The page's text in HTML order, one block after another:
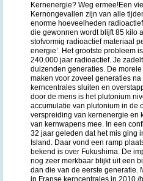
Kernenergie? Weg ermee!Een
Kernongevallen zijn van alle
enorme hoeveelheden
die gewonnen wordt blijft 85 kilo
stofvormig radioactief materiaal
energie’. Het grootste probleem
240.000 jaar radioactief. Je
duizenden generaties. De
maken voor zoveel generaties
kerncentrales sluiten en
door de mens is het plutonium
accumulatie van plutonium in de
verspreiding van kernenergie en
van kernwapens mee. In een
32 jaar geleden dat het mis ging
Island. Daar vond een ramp
bekend is over Fukushima. De
nog zeer merkbaar blijkt uit een
dan die van de eerste generatie.